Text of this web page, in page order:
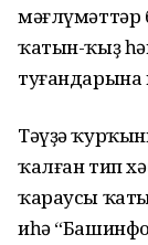
мәғлүмәттәр
ҡатын-ҡыҙ
туғандарына
Тәүҙә
ҡалған тип
ҡараусы
иһә